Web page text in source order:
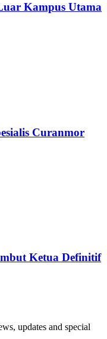
Kampus Utama
Curanmor
Ketua Definitif
updates and special